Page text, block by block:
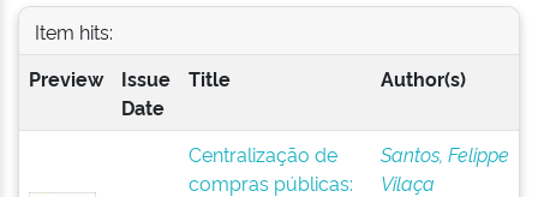
Item hits:
Preview
Issue
Date
Title Author(s)
Centralização de
compras públicas:
Santos, Felippe
Vilaça